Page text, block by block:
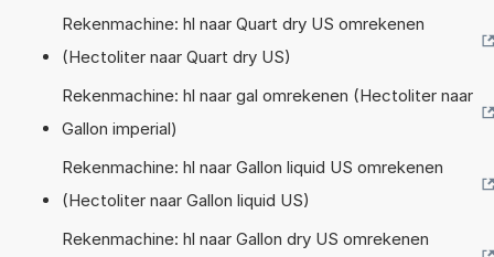
Rekenmachine: hl naar Quart dry US omrekenen
(Hectoliter naar Quart dry US)
Rekenmachine: hl naar gal omrekenen (Hectoliter naar
Gallon imperial)
Rekenmachine: hl naar Gallon liquid US omrekenen
(Hectoliter naar Gallon liquid US)
Rekenmachine: hl naar Gallon dry US omrekenen